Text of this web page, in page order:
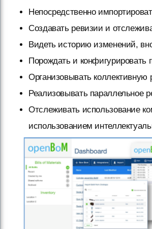
Непосредственно
Создавать ревизии и
Видеть историю изменений,
Порождать и конфигурировать
Организовывать
Реализовывать параллельное
Отслеживать использование
использованием